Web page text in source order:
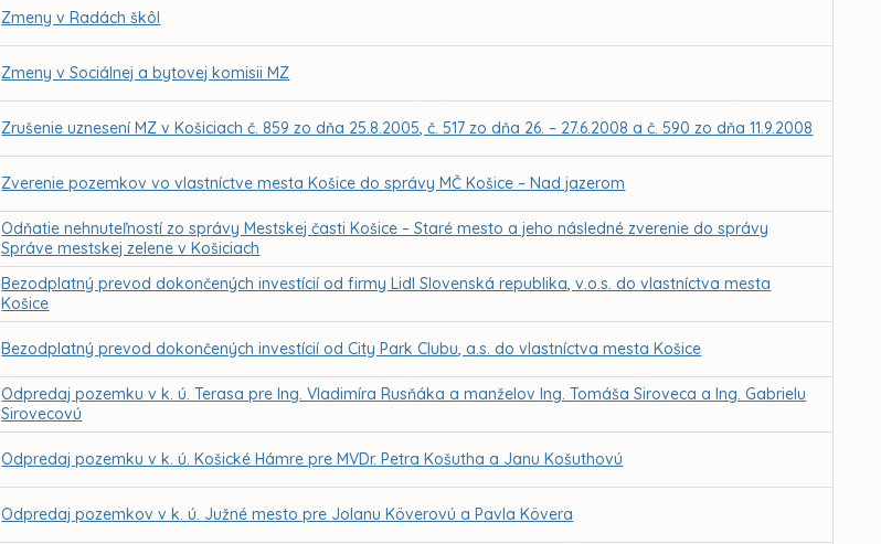
Zmeny v Radách škôl
Zmeny v Sociálnej a bytovej komisii MZ
Zrušenie uznesení MZ v Košiciach č. 859 zo dňa 25.8.2005, č. 517 zo dňa 26. – 27.6.2008 a č. 590 zo dňa 11.9.2008
Zverenie pozemkov vo vlastníctve mesta Košice do správy MČ Košice – Nad jazerom
Odňatie nehnuteľností zo správy Mestskej časti Košice – Staré mesto a jeho následné zverenie do správy
Správe mestskej zelene v Košiciach
Bezodplatný prevod dokončených investícií od firmy Lidl Slovenská republika, v.o.s. do vlastníctva mesta
Košice
Bezodplatný prevod dokončených investícií od City Park Clubu, a.s. do vlastníctva mesta Košice
Odpredaj pozemku v k. ú. Terasa pre Ing. Vladimíra Rusňáka a manželov Ing. Tomáša Siroveca a Ing. Gabrielu
Sirovecovú
Odpredaj pozemku v k. ú. Košické Hámre pre MVDr. Petra Košutha a Janu Košuthovú
Odpredaj pozemkov v k. ú. Južné mesto pre Jolanu Köverovú a Pavla Kövera